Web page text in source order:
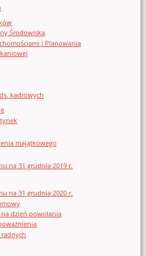
Środowiska
i Planowania
kadrowych
majątkowego
na 31 grudnia 2019 r.
na 31 grudnia 2020 r.
dzień powołania